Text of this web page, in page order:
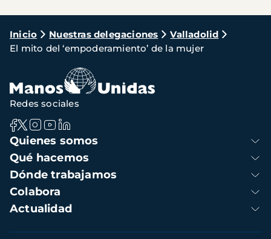
Ruta
de
navegación
Inicio Nuestras delegaciones
Valladolid
El mito del ‘empoderamiento’ de la mujer
Navegación
principal
Quienes somos
Qué hacemos
Dónde trabajamos
Colabora
Actualidad
Redes sociales